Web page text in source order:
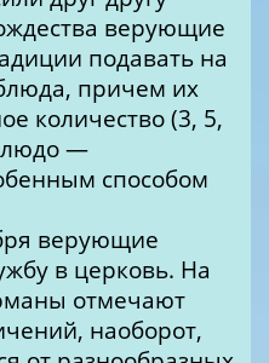
верующие
подавать на
причем их
количество (3, 5,
—
способом
верующие
в церковь. На
отмечают
наоборот,